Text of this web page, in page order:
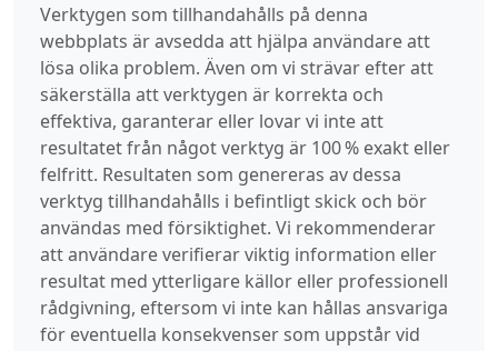
Verktygen som tillhandahålls på denna
webbplats är avsedda att hjälpa användare att
lösa olika problem. Även om vi strävar efter att
säkerställa att verktygen är korrekta och
effektiva, garanterar eller lovar vi inte att
resultatet från något verktyg är 100 % exakt eller
felfritt. Resultaten som genereras av dessa
verktyg tillhandahålls i befintligt skick och bör
användas med försiktighet. Vi rekommenderar
att användare verifierar viktig information eller
resultat med ytterligare källor eller professionell
rådgivning, eftersom vi inte kan hållas ansvariga
för eventuella konsekvenser som uppstår vid